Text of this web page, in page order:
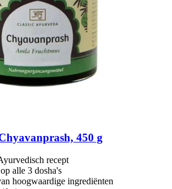
450 g
recept
alle 3 dosha's
hoogwaardige ingrediënten